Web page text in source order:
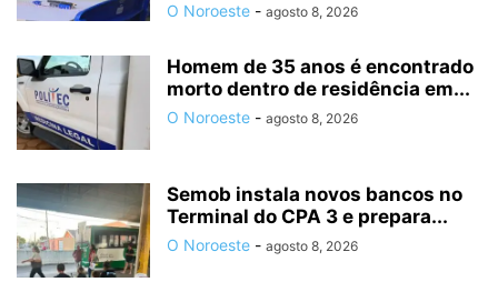
O Noroeste - agosto 8, 2026
Homem de 35 anos é encontrado
morto dentro de residência em...
O Noroeste - agosto 8, 2026
Semob instala novos bancos no
Terminal do CPA 3 e prepara...
O Noroeste - agosto 8, 2026